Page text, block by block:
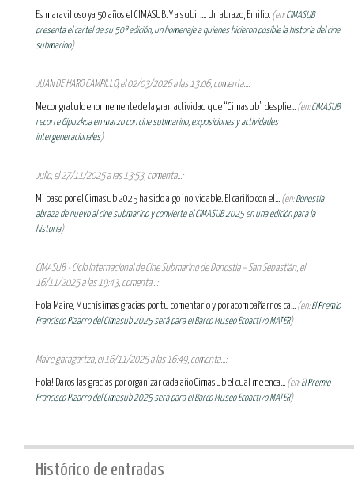
Es maravilloso ya 50 años el CIMASUB. Y a subir.... Un abrazo, Emilio. (en:CIMASUB
presenta el cartel de su 50ª edición, un homenaje a quienes hicieron posible la historia del cine
submarino)
JUAN DE HARO CAMPILLO, el 02/03/2026 a las 13:06, comenta...:
Me congratulo enormemente de la gran actividad que “Cimasub” desplie... (en:CIMASUB
recorre Gipuzkoa en marzo con cine submarino, exposiciones y actividades
intergeneracionales)
Julio, el 27/11/2025 a las 13:53, comenta...:
Mi paso por el Cimasub 2025 ha sido algo inolvidable. El cariño con el... (en:Donostia
abraza de nuevo al cine submarino y convierte el CIMASUB 2025 en una edición para la
historia)
CIMASUB - Ciclo Internacional de Cine Submarino de Donostia – San Sebastián, el
16/11/2025 a las 19:43, comenta...:
Hola Maire, Muchísimas gracias por tu comentario y por acompañarnos ca... (en:El Premio
Francisco Pizarro del Cimasub 2025 será para el Barco Museo Ecoactivo MATER)
Maire garagartza, el 16/11/2025 a las 16:49, comenta...:
Hola! Daros las gracias por organizar cada año Cimasub el cual me enca... (en:El Premio
Francisco Pizarro del Cimasub 2025 será para el Barco Museo Ecoactivo MATER)
Histórico de entradas